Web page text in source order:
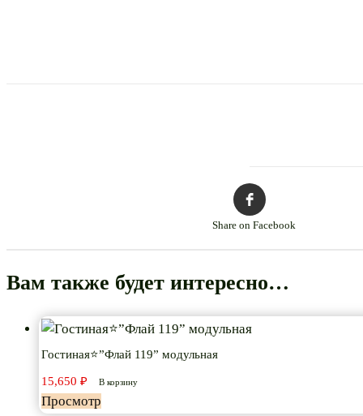
Share on Facebook
Вам также будет интересно…
Гостиная⭐”Флай 119” модульная
15,650 ₽ В корзину
Просмотр